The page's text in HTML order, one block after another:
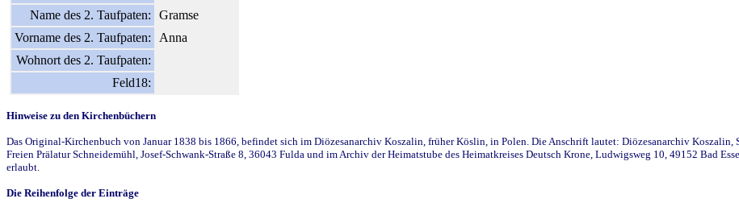
Name des 2. Taufpaten:
Gramse
Vorname des 2. Taufpaten:
Anna
Wohnort des 2. Taufpaten:
Feld18:
Hinweise zu den Kirchenbüchern
Das Original-Kirchenbuch von Januar 1838 bis 1866, befindet sich im Diözesanarchiv Koszalin, früher Köslin, in Polen. Die Anschrift lautet: Diözesanarchiv
Freien Prälatur Schneidemühl, Josef-Schwank-Straße 8, 36043 Fulda und im Archiv der Heimatstube des Heimatkreises Deutsch Krone, Ludwigsweg 10, 49152 Bad
erlaubt.
Die Reihenfolge der Einträge